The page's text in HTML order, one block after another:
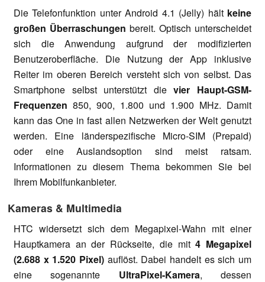
Die Telefonfunktion unter Android 4.1 (Jelly) hält keine
großen Überraschungen bereit. Optisch unterscheidet
sich die Anwendung aufgrund der modifizierten
Benutzeroberfläche. Die Nutzung der App inklusive
Reiter im oberen Bereich versteht sich von selbst. Das
Smartphone selbst unterstützt dievier Haupt-GSM-
Frequenzen 850, 900, 1.800 und 1.900 MHz. Damit
kann das One in fast allen Netzwerken der Welt genutzt
werden. Eine länderspezifische Micro-SIM (Prepaid)
oder eine Auslandsoption sind meist ratsam.
Informationen zu diesem Thema bekommen Sie bei
Ihrem Mobilfunkanbieter.
Kameras & Multimedia
HTC widersetzt sich dem Megapixel-Wahn mit einer
Hauptkamera an der Rückseite, die mit4 Megapixel
(2.688 x 1.520 Pixel) auflöst. Dabei handelt es sich um
eine sogenannte UltraPixel-Kamera, dessen